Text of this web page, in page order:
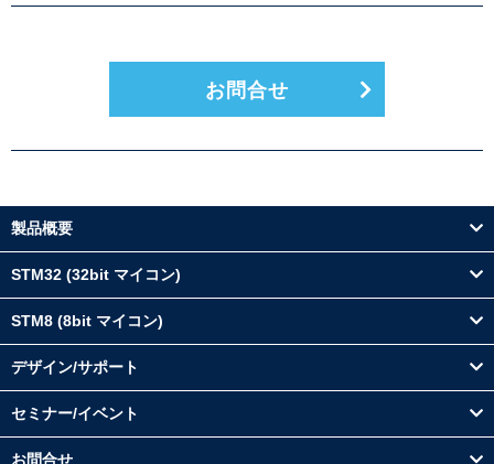
お問合せ
製品概要
STM32 (32bit マイコン)
STM8 (8bit マイコン)
デザイン/サポート
セミナー/イベント
お問合せ